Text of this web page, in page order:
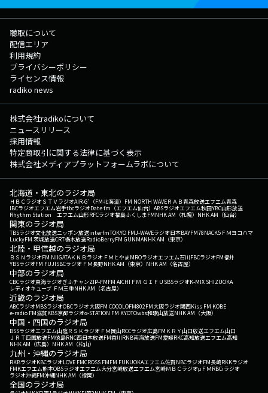
聴取について
配信エリア
利用規約
プライバシーポリシー
ライセンス情報
radiko news
株式会社radikoについて
ニュースリリース
採用情報
特定商取引に関する法律に基づく表示
株式会社メディアプラットフォームラボについて
北海道・東北のラジオ局
ＨＢＣラジオＳＴＶラジオAIR-G'（FM北海道） FM NORTH WAVEＲＡＢ青森放送エフエム青森
IBCラジオエフエム岩手tbcラジオDate fm（エフエム仙台） ABSラジオエフエム秋田YBC山形放送
Rhythm Station エフエム山形RFCラジオ福島ふくしまFMNHK AM（札幌） NHK AM（仙台）
関東のラジオ局
TBSラジオ文化放送ニッポン放送interfmTOKYO FMJ-WAVEラジオ日本BAYFM78NACK5 ＦＭヨコハマ
LuckyFM 茨城放送CRT栃木放送RadioBerryFM GUNMANHK AM（東京）
北陸・甲信越のラジオ局
ＢＳＮラジオFM NIIGATAＫＮＢラジオ ＦＭとやまMROラジオエフエム石川FBCラジオFM福井
YBSラジオFM FUJISBCラジオ ＦＭ長野NHK AM（東京） NHK AM（名古屋）
中部のラジオ局
CBCラジオ東海ラジオぎふチャンZIP-FMFM AICHI ＦＭ ＧＩＦＵ SBSラジオK-MIX SHIZUOKA
レディオキューブ ＦＭ三重NHK AM（名古屋）
近畿のラジオ局
ABCラジオMBSラジオOBCラジオ大阪FM COCOLOFM802FM大阪ラジオ関西Kiss FM KOBE
e-radio FM滋賀KBS京都ラジオα-STATION FM KYOTOwbs和歌山放送NHK AM（大阪）
中国・四国のラジオ局
BSSラジオエフエム山陰ＲＳＫラジオ ＦＭ岡山RCCラジオ広島FM ＫＲＹ山口放送エフエム山口
ＪＲＴ四国放送FM徳島RNC西日本放送FM香川RNB南海放送FM愛媛RKC高知放送エフエム高知
NHK AM（広島） NHK AM（松山）
九州・沖縄のラジオ局
RKBラジオKBCラジオLOVE FMCROSS FMFM FUKUOKAエフエム佐賀NBCラジオFM長崎RKKラジオ
FMKエフエム熊本OBSラジオエフエム大分宮崎放送エフエム宮崎ＭＢＣラジオμＦＭRBCiラジオ
ラジオ沖縄FM沖縄NHK AM（福岡）
全国のラジオ局